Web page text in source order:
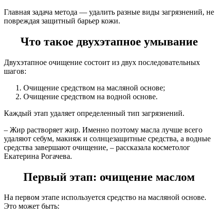
Главная задача метода — удалить разные виды загрязнений, не
повреждая защитный барьер кожи.
Что такое двухэтапное умывание
Двухэтапное очищение состоит из двух последовательных
шагов:
Очищение средством на масляной основе;
Очищение средством на водной основе.
Каждый этап удаляет определенный тип загрязнений.
– Жир растворяет жир. Именно поэтому масла лучше всего
удаляют себум, макияж и солнцезащитные средства, а водные
средства завершают очищение, – рассказала косметолог
Екатерина Рогачева.
Первый этап: очищение маслом
На первом этапе используется средство на масляной основе.
Это может быть: